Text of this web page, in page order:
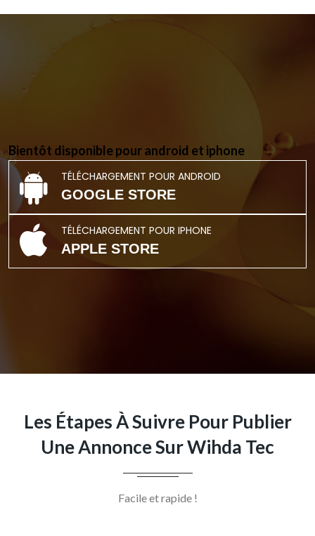
Bientôt disponible pour android et iphone
TÉLÉCHARGEMENT POUR ANDROID
GOOGLE STORE
TÉLÉCHARGEMENT POUR IPHONE
APPLE STORE
Les Étapes À Suivre Pour Publier
Une Annonce Sur Wihda Tec
Facile et rapide !